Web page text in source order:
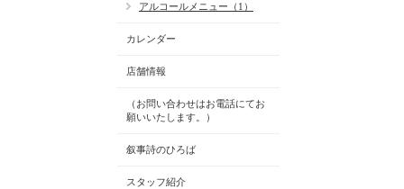
アルコールメニュー（1）
カレンダー
店舗情報
（お問い合わせはお電話にてお
願いいたします。）
叙事詩のひろば
スタッフ紹介